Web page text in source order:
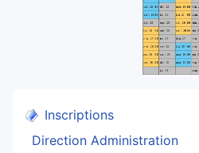
Inscriptions
Direction Administration